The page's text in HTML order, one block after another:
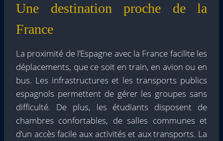
Une destination proche de la
France
La proximité de l’Espagne avec la France facilite les
déplacements, que ce soit en train, en avion ou en
bus. Les infrastructures et les transports publics
espagnols permettent de gérer les groupes sans
difficulté. De plus, les étudiants disposent de
chambres confortables, de salles communes et
d’un accès facile aux activités et aux transports. La